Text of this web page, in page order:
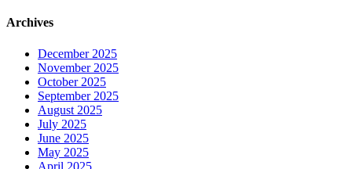
Archives
December 2025
November 2025
October 2025
September 2025
August 2025
July 2025
June 2025
May 2025
April 2025